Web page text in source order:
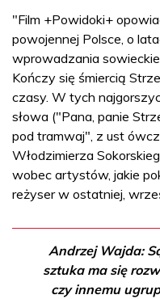
"Film +Powidoki+
powojennej Polsce, o
wprowadzania
Kończy się śmiercią
czasy. W tych
słowa ("Pana, panie
pod tramwaj", z ust
Włodzimierza
wobec artystów, jakie
reżyser w ostatniej,
Andrzej Wajda:
sztuka ma się
czy innemu